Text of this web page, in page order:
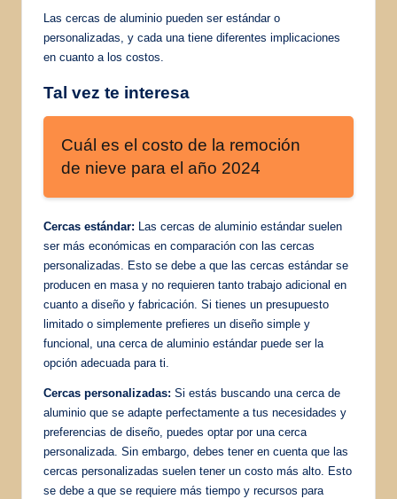
Las cercas de aluminio pueden ser estándar o
personalizadas, y cada una tiene diferentes implicaciones
en cuanto a los costos.
Tal vez te interesa
Cuál es el costo de la remoción
de nieve para el año 2024
Cercas estándar: Las cercas de aluminio estándar suelen
ser más económicas en comparación con las cercas
personalizadas. Esto se debe a que las cercas estándar se
producen en masa y no requieren tanto trabajo adicional en
cuanto a diseño y fabricación. Si tienes un presupuesto
limitado o simplemente prefieres un diseño simple y
funcional, una cerca de aluminio estándar puede ser la
opción adecuada para ti.
Cercas personalizadas: Si estás buscando una cerca de
aluminio que se adapte perfectamente a tus necesidades y
preferencias de diseño, puedes optar por una cerca
personalizada. Sin embargo, debes tener en cuenta que las
cercas personalizadas suelen tener un costo más alto. Esto
se debe a que se requiere más tiempo y recursos para